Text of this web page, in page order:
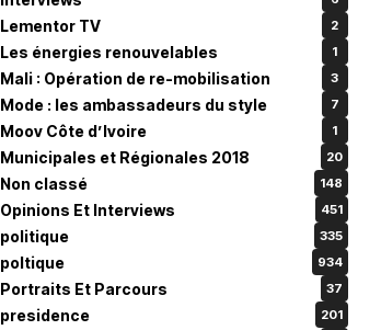
Lementor TV 2
Les énergies renouvelables 1
Mali : Opération de re-mobilisation 3
Mode : les ambassadeurs du style 7
Moov Côte d’Ivoire 1
Municipales et Régionales 2018 20
Non classé 148
Opinions Et Interviews 451
politique 335
poltique 934
Portraits Et Parcours 37
presidence 201